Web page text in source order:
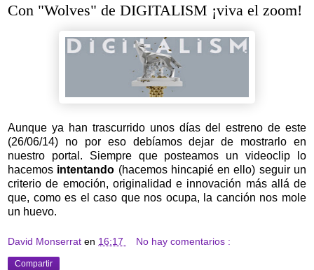
Con "Wolves" de DIGITALISM ¡viva el zoom!
Aunque ya han trascurrido unos días del estreno de este
(26/06/14) no por eso debíamos dejar de mostrarlo en
nuestro portal. Siempre que posteamos un videoclip lo
hacemos intentando (hacemos hincapié en ello) seguir un
criterio de emoción, originalidad e innovación más allá de
que, como es el caso que nos ocupa, la canción nos mole
un huevo.
David Monserrat en 16:17 No hay comentarios :
Compartir